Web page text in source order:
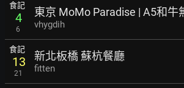
食記
4
6
東京 MoMo Paradise | A5和牛
vhygdih
食記
13
21
新北板橋 蘇杭餐廳
fitten